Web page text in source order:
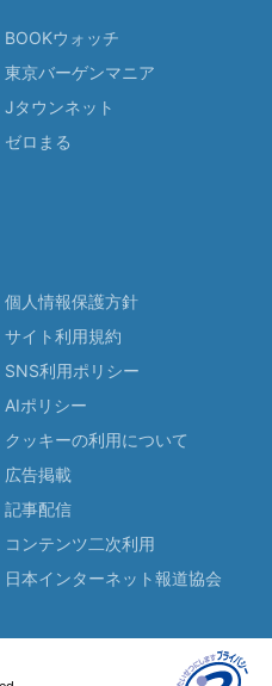
BOOKウォッチ
東京バーゲンマニア
Jタウンネット
ゼロまる
個人情報保護方針
サイト利用規約
SNS利用ポリシー
AIポリシー
クッキーの利用について
広告掲載
記事配信
コンテンツ二次利用
日本インターネット報道協会